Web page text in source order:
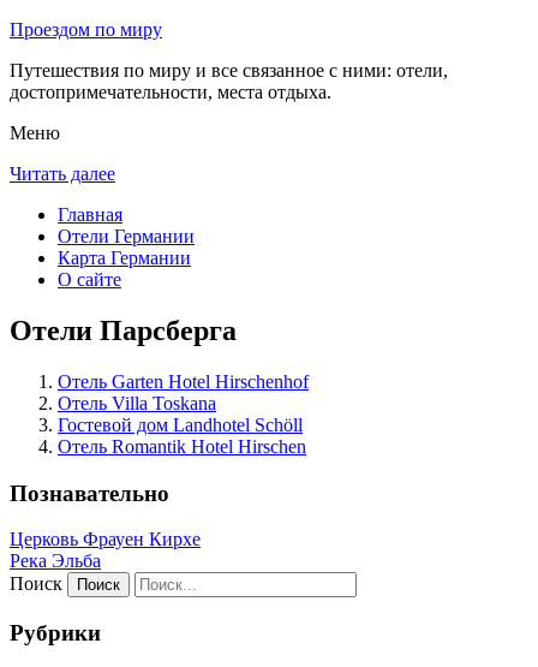
Проездом по миру
Путешествия по миру и все связанное с ними: отели,
достопримечательности, места отдыха.
Меню
Читать далее
Главная
Отели Германии
Карта Германии
О сайте
Отели Парсберга
Отель Garten Hotel Hirschenhof
Отель Villa Toskana
Гостевой дом Landhotel Schöll
Отель Romantik Hotel Hirschen
Познавательно
Церковь Фрауен Кирхе
Река Эльба
Поиск
Рубрики